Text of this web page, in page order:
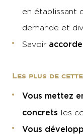
en établissant
demande et
Savoir
Les plus de
Vous mettez
concrets les
Vous